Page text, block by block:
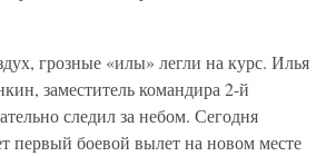
грозные «илы» легли на курс. Илья
заместитель командира 2-й
следил за небом. Сегодня
первый боевой вылет на новом месте